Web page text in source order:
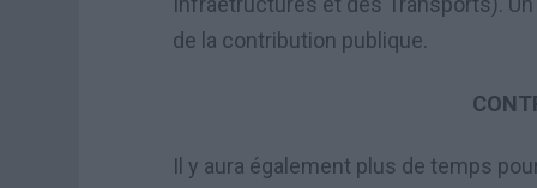
de la contribution publique.
Il y aura également plus de temps